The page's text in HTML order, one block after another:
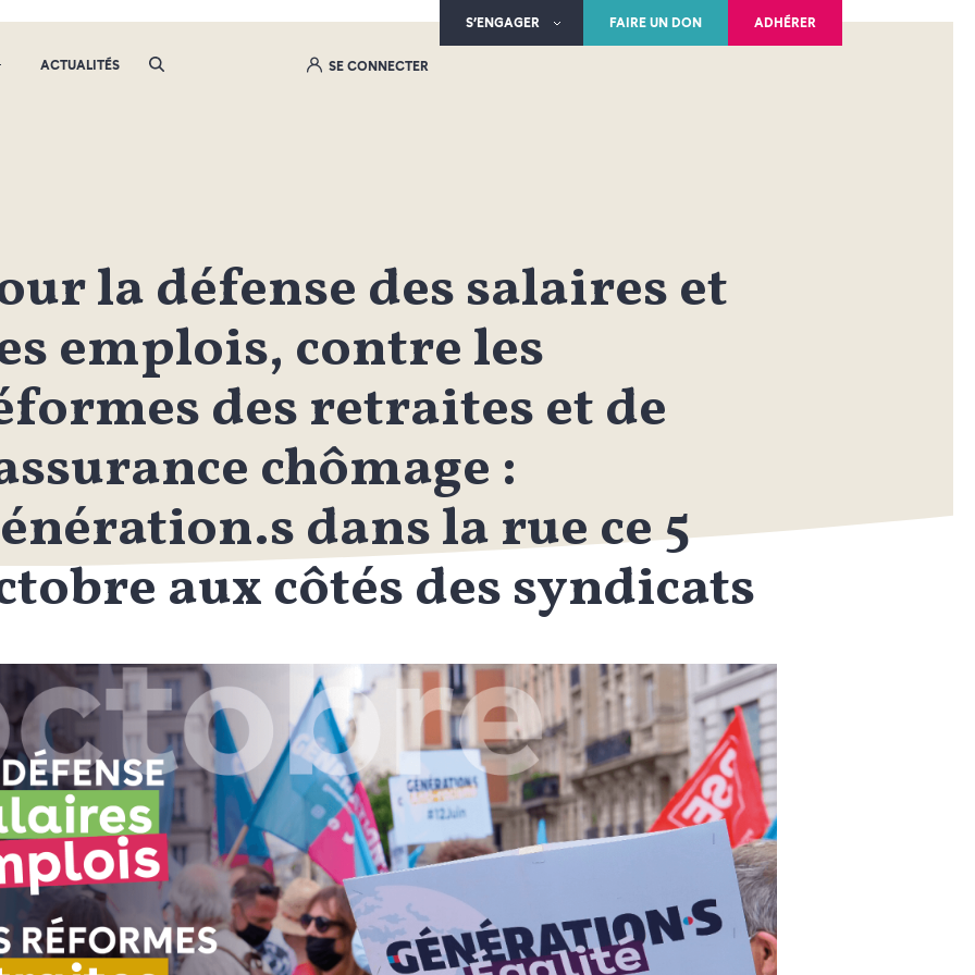
S’ENGAGER FAIRE UN DON ADHÉRER
ACTUALITÉS SE CONNECTER
la défense des salaires et
emplois, contre les
des retraites et de
chômage :
dans la rue ce 5
aux côtés des syndicats